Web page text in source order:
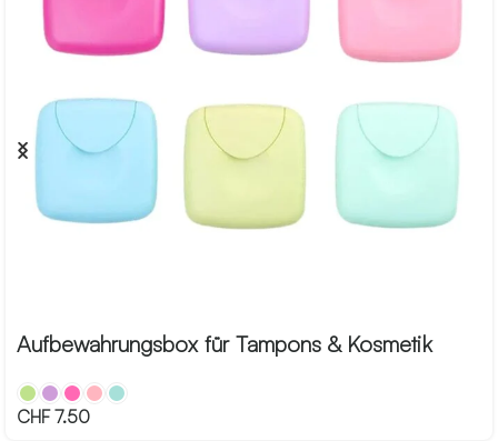
Aufbewahrungsbox für Tampons & Kosmetik
CHF7.50